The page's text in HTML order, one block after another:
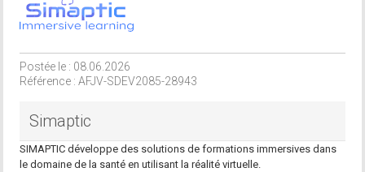
Postée le : 08.06.2026
Référence : AFJV-SDEV2085-28943
Simaptic
SIMAPTIC développe des solutions de formations immersives dans
le domaine de la santé en utilisant la réalité virtuelle.